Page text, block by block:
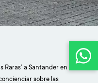
el
que se
Raras’ a Santander en un
sobre las